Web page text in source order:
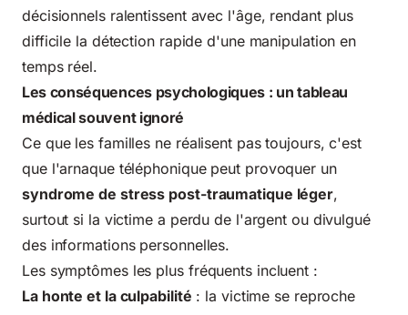
décisionnels ralentissent avec l'âge, rendant plus
difficile la détection rapide d'une manipulation en
temps réel.
Les conséquences psychologiques : un tableau
médical souvent ignoré
Ce que les familles ne réalisent pas toujours, c'est
que l'arnaque téléphonique peut provoquer un
syndrome de stress post-traumatique léger,
surtout si la victime a perdu de l'argent ou divulgué
des informations personnelles.
Les symptômes les plus fréquents incluent :
La honte et la culpabilité : la victime se reproche